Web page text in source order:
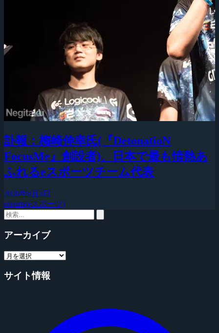
訃報：梅崎伸幸氏(『DetonatioN
FocusMe』創設者)、日本で最も情熱あ
ふれるeスポーツチーム代表
2026年8月3日
esports(eスポーツ)
アーカイブ
サイト情報